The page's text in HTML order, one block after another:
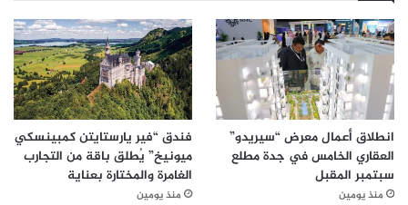
انطلاق أعمال معرض “سيريدو”
العقاري الخامس في جدة مطلع
سبتمبر المقبل
منذ يومين
فندق “فير يارستايتن كمبينسكي
ميونيخ” يُطلق باقة من التجارب
الغامرة والمختارة بعناية
منذ يومين